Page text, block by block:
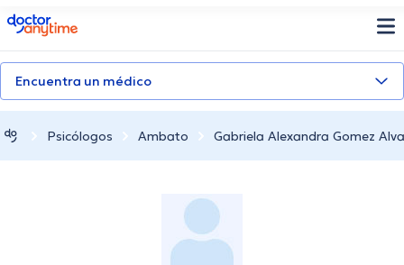
doctoranytime
Encuentra un médico
Psicólogos Ambato Gabriela Alexandra Gomez